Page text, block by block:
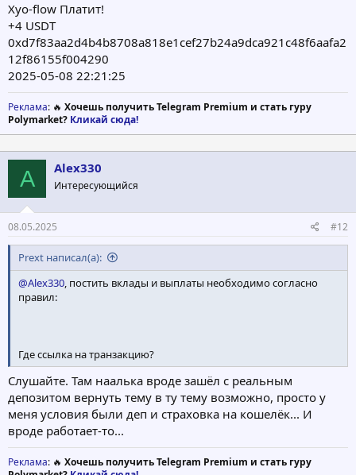
Xyo-flow Платит!
+4 USDT
0xd7f83aa2d4b4b8708a818e1cef27b24a9dca921c48f6aafa2
12f86155f004290
2025-05-08 22:21:25
Реклама: 🔥 Хочешь получить Telegram Premium и стать гуру
Polymarket? Кликай сюда!
A Alex330
Интересующийся
08.05.2025 #12
Prext написал(а):
@Alex330, постить вклады и выплаты необходимо согласно
правил:
Где ссылка на транзакцию?
Слушайте. Там наалька вроде зашёл с реальным
депозитом вернуть тему в ту тему возможно, просто у
меня условия были деп и страховка на кошелёк... И
вроде работает-то...
Реклама: 🔥 Хочешь получить Telegram Premium и стать гуру